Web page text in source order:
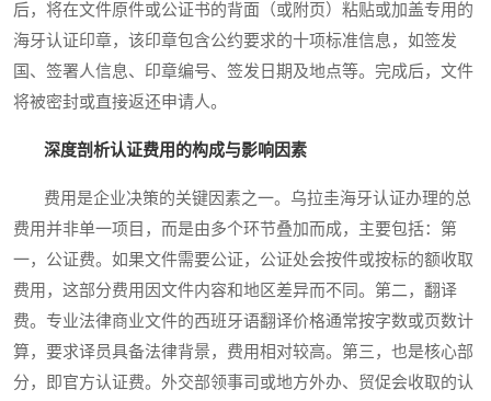
后，将在文件原件或公证书的背面（或附页）粘贴或加盖专用的
海牙认证印章，该印章包含公约要求的十项标准信息，如签发
国、签署人信息、印章编号、签发日期及地点等。完成后，文件
将被密封或直接返还申请人。
深度剖析认证费用的构成与影响因素
费用是企业决策的关键因素之一。乌拉圭海牙认证办理的总
费用并非单一项目，而是由多个环节叠加而成，主要包括：第
一，公证费。如果文件需要公证，公证处会按件或按标的额收取
费用，这部分费用因文件内容和地区差异而不同。第二，翻译
费。专业法律商业文件的西班牙语翻译价格通常按字数或页数计
算，要求译员具备法律背景，费用相对较高。第三，也是核心部
分，即官方认证费。外交部领事司或地方外办、贸促会收取的认